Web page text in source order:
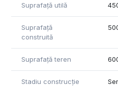
Suprafață utilă
Suprafață
construită
Suprafață teren
Stadiu construcție